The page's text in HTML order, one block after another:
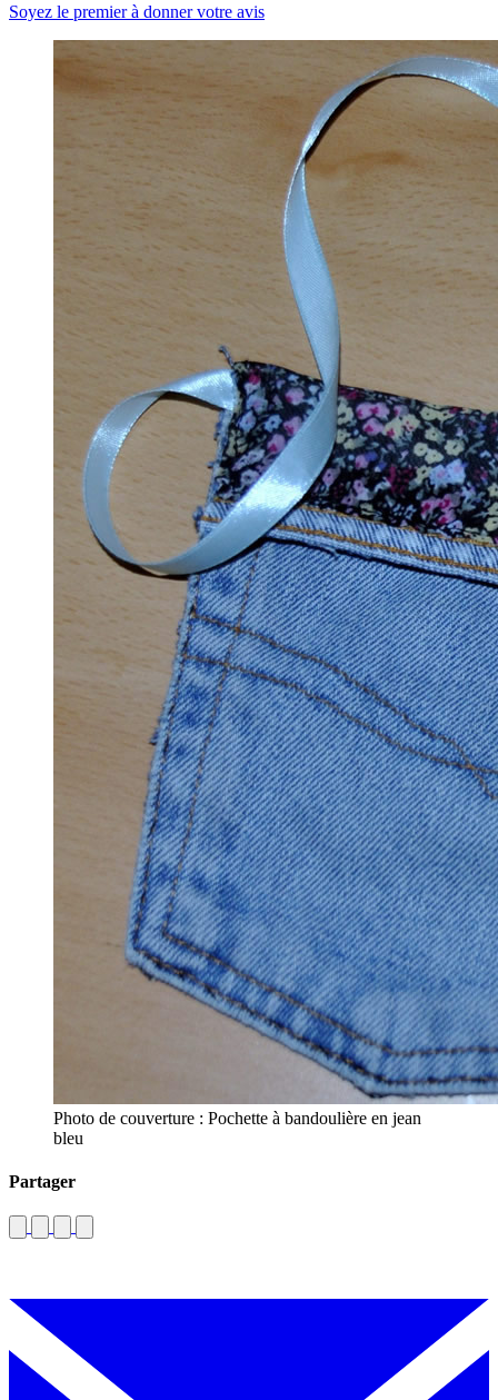
Soyez le premier à donner votre avis
Photo de couverture : Pochette à bandoulière en jean
bleu
Partager